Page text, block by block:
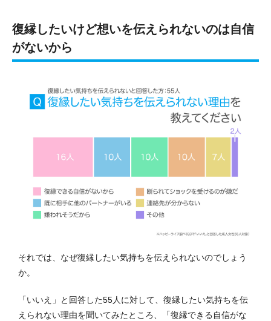
復縁したいけど想いを伝えられないのは自信
がないから
それでは、なぜ復縁したい気持ちを伝えられないのでしょう
か。
「いいえ」と回答した55人に対して、復縁したい気持ちを伝
えられない理由を聞いてみたところ、「復縁できる自信がな